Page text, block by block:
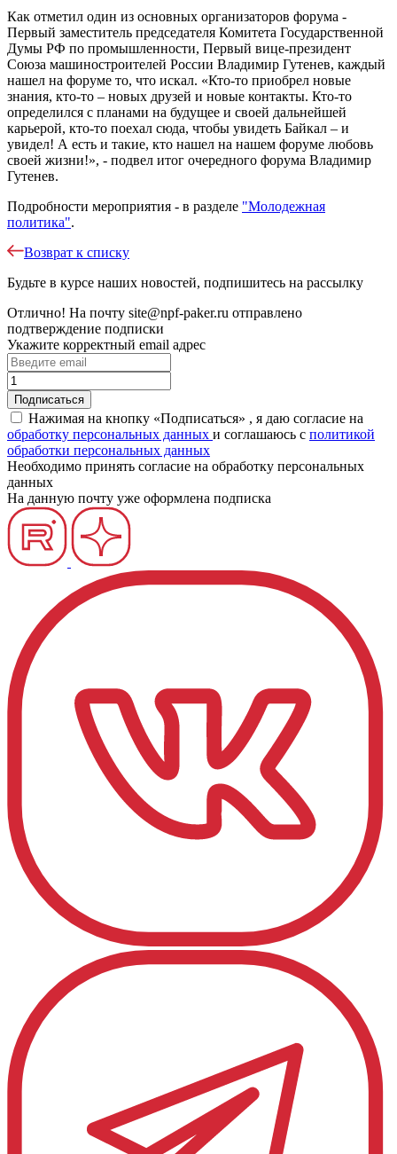
Как отметил один из основных организаторов форума -
Первый заместитель председателя Комитета Государственной
Думы РФ по промышленности, Первый вице-президент
Союза машиностроителей России Владимир Гутенев, каждый
нашел на форуме то, что искал. «Кто-то приобрел новые
знания, кто-то – новых друзей и новые контакты. Кто-то
определился с планами на будущее и своей дальнейшей
карьерой, кто-то поехал сюда, чтобы увидеть Байкал – и
увидел! А есть и такие, кто нашел на нашем форуме любовь
своей жизни!», - подвел итог очередного форума Владимир
Гутенев.
Подробности мероприятия - в разделе "Молодежная
политика".
Возврат к списку
Будьте в курсе наших новостей, подпишитесь на рассылку
Отлично! На почту site@npf-paker.ru отправлено
подтверждение подписки
Укажите корректный email адрес
Нажимая на кнопку «Подписаться» , я даю согласие на
обработку персональных данных и соглашаюсь c политикой
обработки персональных данных
Необходимо принять согласие на обработку персональных
данных
На данную почту уже оформлена подписка